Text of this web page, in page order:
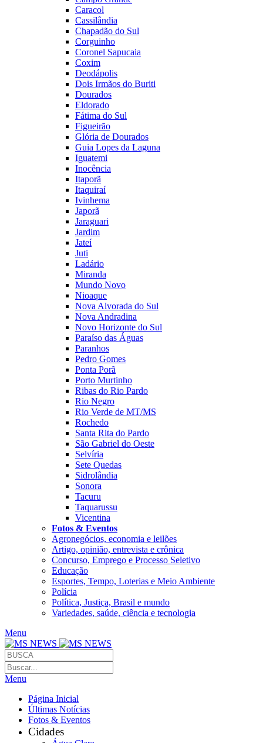
Caracol
Cassilândia
Chapadão do Sul
Corguinho
Coronel Sapucaia
Coxim
Deodápolis
Dois Irmãos do Buriti
Dourados
Eldorado
Fátima do Sul
Figueirão
Glória de Dourados
Guia Lopes da Laguna
Iguatemi
Inocência
Itaporã
Itaquiraí
Ivinhema
Japorã
Jaraguari
Jardim
Jateí
Juti
Ladário
Miranda
Mundo Novo
Nioaque
Nova Alvorada do Sul
Nova Andradina
Novo Horizonte do Sul
Paraíso das Águas
Paranhos
Pedro Gomes
Ponta Porã
Porto Murtinho
Ribas do Rio Pardo
Rio Negro
Rio Verde de MT/MS
Rochedo
Santa Rita do Pardo
São Gabriel do Oeste
Selvíria
Sete Quedas
Sidrolândia
Sonora
Tacuru
Taquarussu
Vicentina
Fotos & Eventos
Agronegócios, economia e leilões
Artigo, opinião, entrevista e crônica
Concurso, Emprego e Processo Seletivo
Educação
Esportes, Tempo, Loterias e Meio Ambiente
Polícia
Política, Justiça, Brasil e mundo
Variedades, saúde, ciência e tecnologia
Menu
Menu
Página Inicial
Últimas Notícias
Fotos & Eventos
Cidades